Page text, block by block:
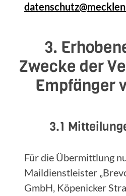
3.
Zwecke der
Empfänger
3.1
Für die Übermittlung
Maildienstleister
GmbH, Köpenicker